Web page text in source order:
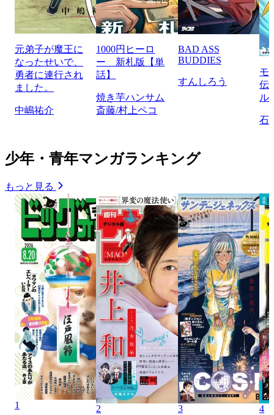
元弟子が魔王に
なったせいで、
勇者に連行され
ました。
中嶋祐介
1000円ヒーロ
ー 新札版【単
話】
焼き芋ハンサム
斎藤/村上ペコ
BAD ASS
BUDDIES
すんしろう
モ
伝
ル
石
少年・青年マンガランキング
もっと見る
1 2 3 4